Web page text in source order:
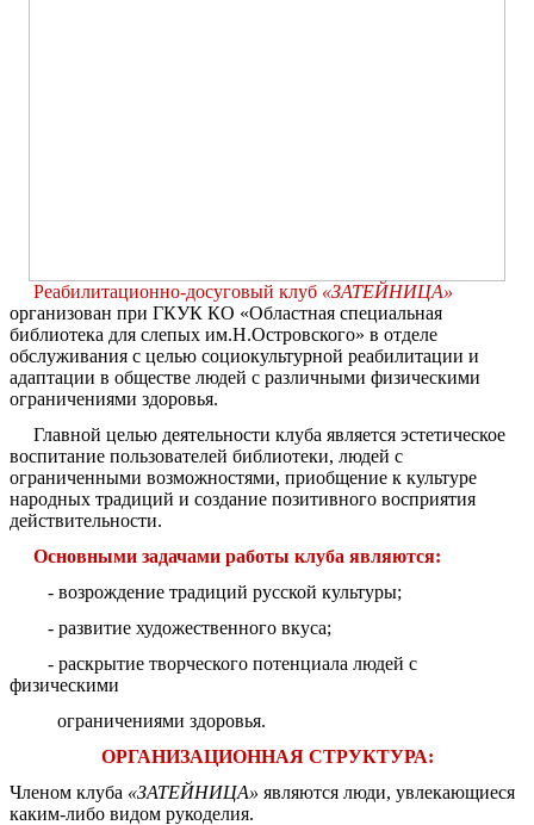
Реабилитационно-досуговый клуб «ЗАТЕЙНИЦА»
организован при ГКУК КО «Областная специальная
библиотека для слепых им.Н.Островского» в отделе
обслуживания с целью социокультурной реабилитации и
адаптации в обществе людей с различными физическими
ограничениями здоровья.
Главной целью деятельности клуба является эстетическое
воспитание пользователей библиотеки, людей с
ограниченными возможностями, приобщение к культуре
народных традиций и создание позитивного восприятия
действительности.
Основными задачами работы клуба являются:
- возрождение традиций русской культуры;
- развитие художественного вкуса;
- раскрытие творческого потенциала людей с
физическими
ограничениями здоровья.
ОРГАНИЗАЦИОННАЯ СТРУКТУРА:
Членом клуба «ЗАТЕЙНИЦА» являются люди, увлекающиеся
каким-либо видом рукоделия.